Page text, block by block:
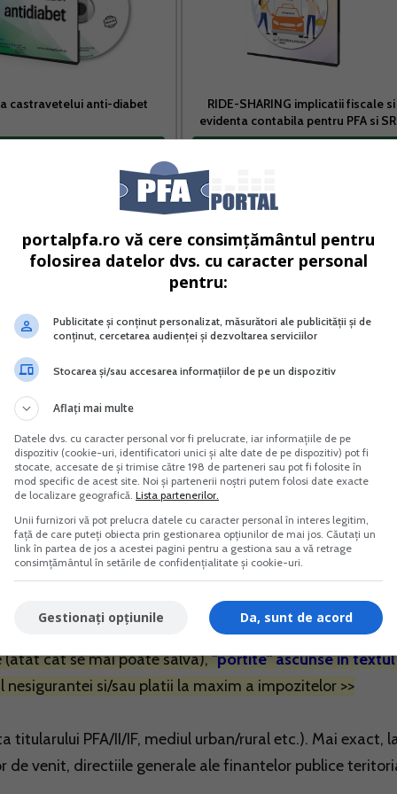
castravetelui anti-diabet
RIDE-SHARING implicatii fiscale si
evidenta contabila pentru PFA si
de venit
activitatilor pentru care venitul net se poate
se aproba prin ordin al ministrului finantelor
din economia nationala - CAEN1. Directiile
a municipiului Bucuresti au urmatoarele obligatii:
IV al anului anterior celui in care urmeaza a se aplica.
(desi ne putem astepta si la publicarea lor in
aplicabilitate certa si imediata, care acopera absolut
individuale ori familiale: venituri, cheltuieli,
Declaratiei unice si gestionarea relatiei cu organele de
(atat cat se mai poate salva),"portite" ascunse in
nesigurantei si/sau platii la maxim a impozitelor >>
titularului PFA/II/IF, mediul urban/rural etc.). Mai exact,
venit, directiile generale ale finantelor publice
portalpfa.ro vă cere consimțământul pentru
folosirea datelor dvs. cu caracter personal
pentru:
Publicitate și conținut personalizat, măsurători ale publicității și de
conținut, cercetarea audienței și dezvoltarea serviciilor
Stocarea și/sau accesarea informațiilor de pe un dispozitiv
Aflați mai multe
Datele dvs. cu caracter personal vor fi prelucrate, iar informațiile de pe
dispozitiv (cookie-uri, identificatori unici și alte date de pe dispozitiv) pot fi
stocate, accesate de și trimise către 198 de parteneri sau pot fi folosite în
mod specific de acest site. Noi și partenerii noștri putem folosi date exacte
de localizare geografică. Lista partenerilor.
Unii furnizori vă pot prelucra datele cu caracter personal în interes legitim,
față de care puteți obiecta prin gestionarea opțiunilor de mai jos. Căutați un
link în partea de jos a acestei pagini pentru a gestiona sau a vă retrage
consimțământul în setările de confidențialitate și cookie-uri.
Da, sunt de acord
Gestionați opțiunile